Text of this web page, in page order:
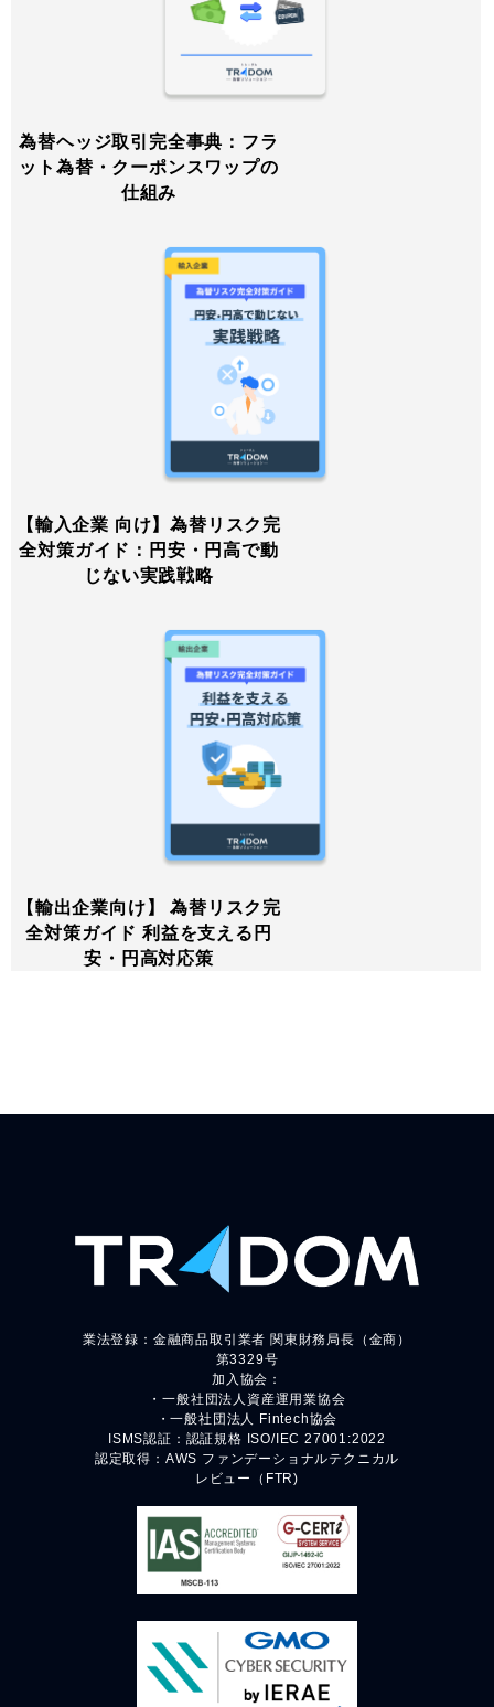
為替ヘッジ取引完全事典：フラ
ット為替・クーポンスワップの
仕組み
【輸入企業 向け】為替リスク完
全対策ガイド：円安・円高で動
じない実践戦略
【輸出企業向け】 為替リスク完
全対策ガイド 利益を支える円
安・円高対応策
業法登録：金融商品取引業者 関東財務局長（金商）
第3329号
加入協会：
・一般社団法人資産運用業協会
・一般社団法人 Fintech協会
ISMS認証：認証規格 ISO/IEC 27001:2022
認定取得：AWS ファンデーショナルテクニカル
レビュー（FTR)